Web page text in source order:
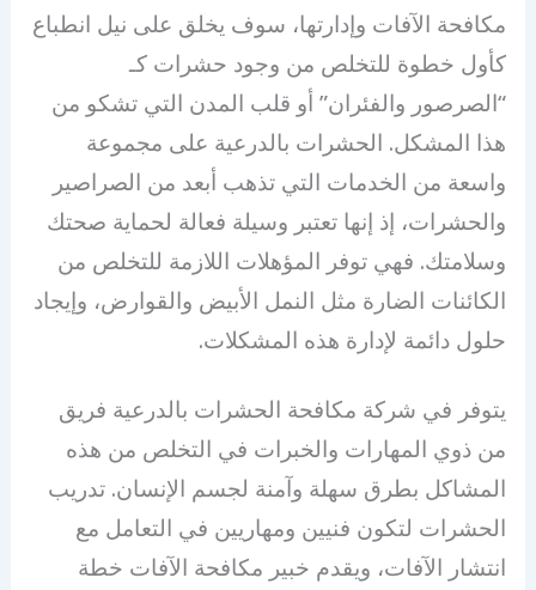
مكافحة الآفات وإدارتها، سوف يخلق على نيل انطباع
كأول خطوة للتخلص من وجود حشرات كـ
“الصرصور والفئران” أو قلب المدن التي تشكو من
هذا المشكل. الحشرات بالدرعية على مجموعة
واسعة من الخدمات التي تذهب أبعد من الصراصير
والحشرات، إذ إنها تعتبر وسيلة فعالة لحماية صحتك
وسلامتك. فهي توفر المؤهلات اللازمة للتخلص من
الكائنات الضارة مثل النمل الأبيض والقوارض، وإيجاد
حلول دائمة لإدارة هذه المشكلات.
يتوفر في شركة مكافحة الحشرات بالدرعية فريق
من ذوي المهارات والخبرات في التخلص من هذه
المشاكل بطرق سهلة وآمنة لجسم الإنسان. تدريب
الحشرات لتكون فنيين ومهاريين في التعامل مع
انتشار الآفات، ويقدم خبير مكافحة الآفات خطة